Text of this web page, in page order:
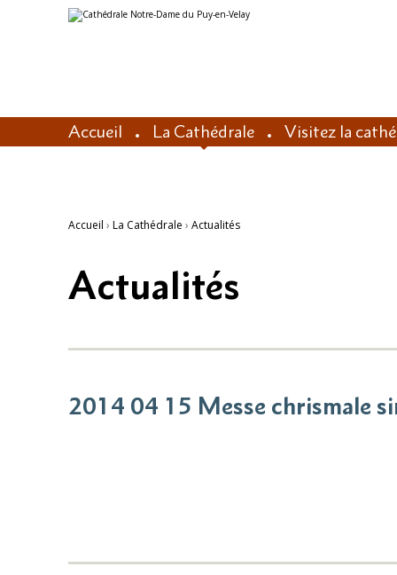
Aller
au
Outils
personnels
Accueil La Cathédrale Visitez la
Accueil › La Cathédrale › Actualités
Actualités
2014 04 15 Messe chrismale